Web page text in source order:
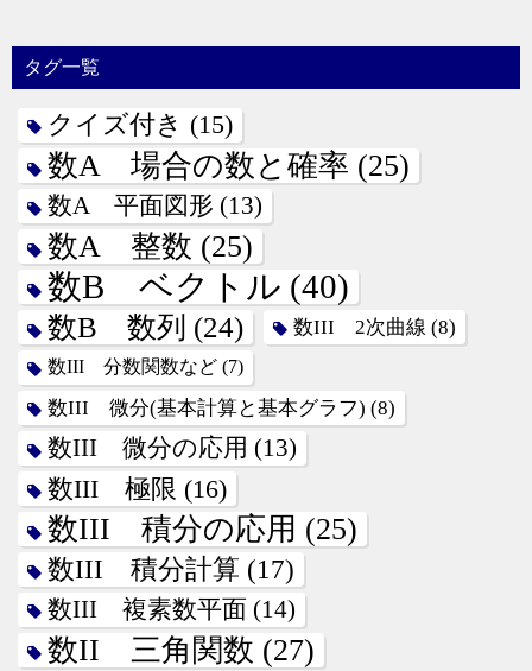
タグ一覧
クイズ付き (15)
数A 場合の数と確率 (25)
数A 平面図形 (13)
数A 整数 (25)
数B ベクトル (40)
数B 数列 (24) 数III 2次曲線 (8)
数III 分数関数など (7)
数III 微分(基本計算と基本グラフ) (8)
数III 微分の応用 (13)
数III 極限 (16)
数III 積分の応用 (25)
数III 積分計算 (17)
数III 複素数平面 (14)
数II 三角関数 (27)